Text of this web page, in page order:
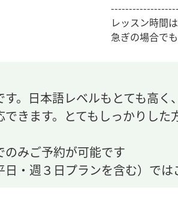
レッスン時間
急ぎの場合で
す。日本語レベルもとても高
きます。とてもしっかりした
みご予約が可能です
日・週３日プランを含む）では